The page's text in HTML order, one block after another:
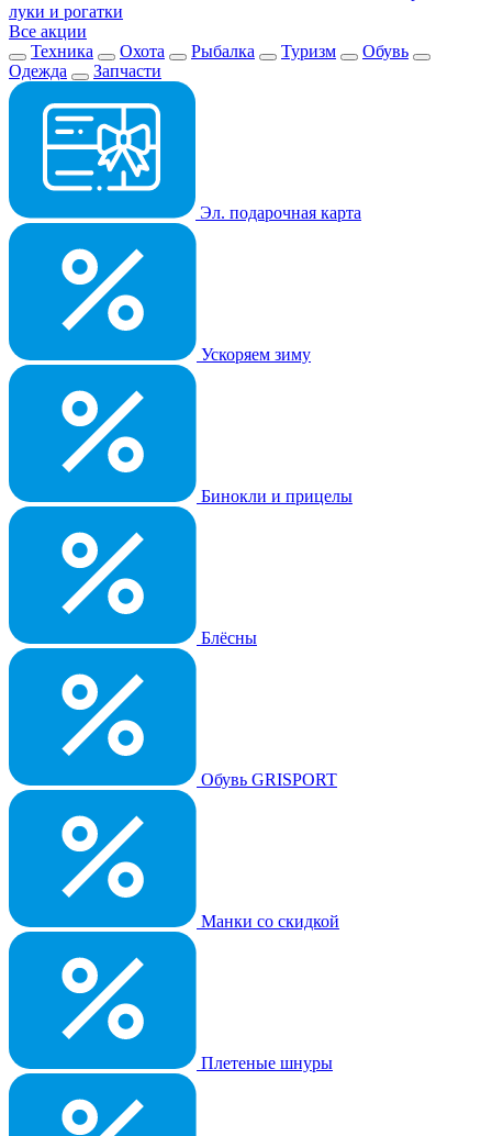
луки и рогатки
Все акции
Техника
Охота Рыбалка Туризм
Обувь
Одежда
Запчасти
Эл. подарочная карта
Ускоряем зиму
Бинокли и прицелы
Блёсны
Обувь GRISPORT
Манки со скидкой
Плетеные шнуры